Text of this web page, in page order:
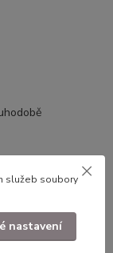
služeb soubory
nastavení